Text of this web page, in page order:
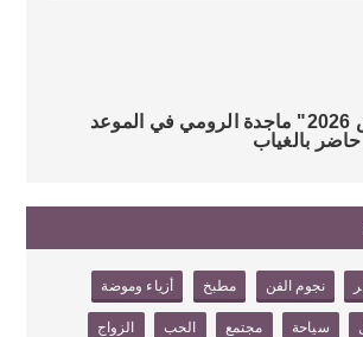
"مهرجان جرش 2026" ماجدة الرومي في الموعد
بالغياب
نجوم الفن مطبخ أزياء وموضة
سياحة مجتمع الحب الزواج